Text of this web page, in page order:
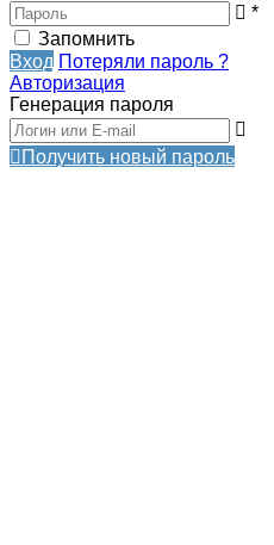
*
Запомнить
Вход Потеряли пароль ?
Авторизация
Генерация пароля
Получить новый пароль